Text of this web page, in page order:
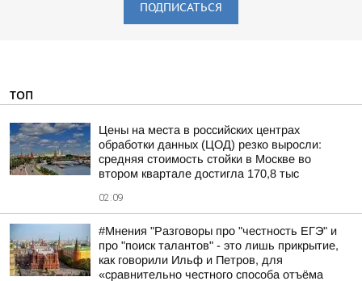
ПОДПИСАТЬСЯ
ТОП
Цены на места в российских центрах
обработки данных (ЦОД) резко выросли:
средняя стоимость стойки в Москве во
втором квартале достигла 170,8 тыс
02:09
#Мнения "Разговоры про "честность ЕГЭ" и
про "поиск талантов" - это лишь прикрытие,
как говорили Ильф и Петров, для
«сравнительно честного способа отъёма